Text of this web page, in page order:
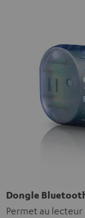
Dongle
Permet au